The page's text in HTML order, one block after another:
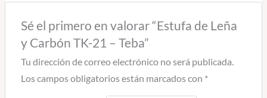
Sé el primero en valorar “Estufa de Leña
y Carbón TK-21 – Teba”
Tu dirección de correo electrónico no será publicada.
Los campos obligatorios están marcados con *